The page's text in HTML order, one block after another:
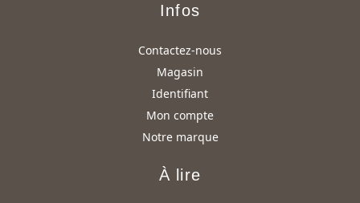
Infos
Contactez-nous
Magasin
Identifiant
Mon compte
Notre marque
À lire